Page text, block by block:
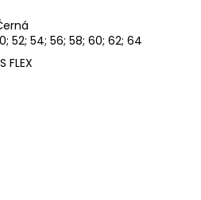
52; 54; 56; 58; 60; 62; 64
FLEX